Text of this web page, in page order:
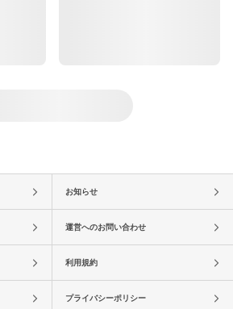
お知らせ
運営へのお問い合わせ
利用規約
プライバシーポリシー